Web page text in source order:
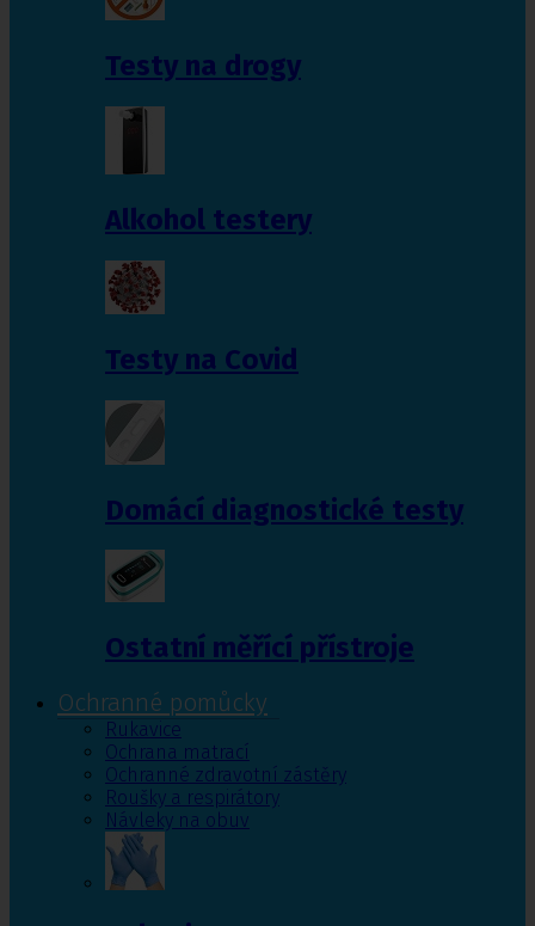
Testy na drogy
Alkohol testery
Testy na Covid
Domácí diagnostické testy
Ostatní měřící přístroje
Ochranné pomůcky
Rukavice
Ochrana matrací
Ochranné zdravotní zástěry
Roušky a respirátory
Návleky na obuv